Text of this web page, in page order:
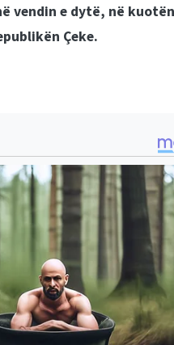
vendin e dytë, në
Çeke.